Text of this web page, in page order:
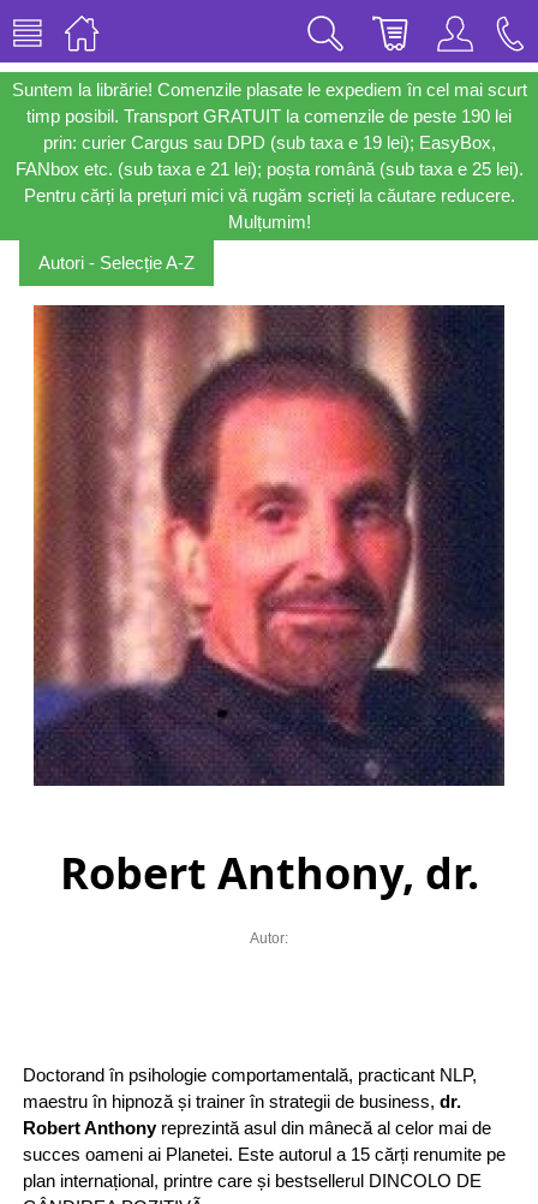
Suntem la librărie! Comenzile plasate le expediem în cel mai scurt
timp posibil. Transport GRATUIT la comenzile de peste 190 lei
prin: curier Cargus sau DPD (sub taxa e 19 lei); EasyBox,
FANbox etc. (sub taxa e 21 lei); poșta română (sub taxa e 25 lei).
Pentru cărți la prețuri mici vă rugăm scrieți la căutare reducere.
Mulțumim!
Autori - Selecție A-Z
Robert Anthony, dr.
Autor:
Doctorand în psihologie comportamentală, practicant NLP,
maestru în hipnoză și trainer în strategii de business, dr.
Robert Anthonyreprezintă asul din mânecă al celor mai de
succes oameni ai Planetei. Este autorul a 15 cărți renumite pe
plan internațional, printre care și bestsellerul DINCOLO DE